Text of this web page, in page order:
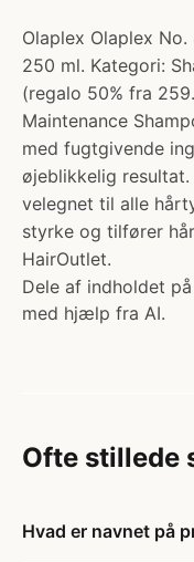
Olaplex Olaplex
250 ml. Kategori:
(regalo 50% fra
Maintenance
med fugtgivende
øjeblikkelig
velegnet til alle
styrke og tilfører
HairOutlet.
Dele af indholdet
med hjælp fra AI.
Ofte stillede
Hvad er navnet på